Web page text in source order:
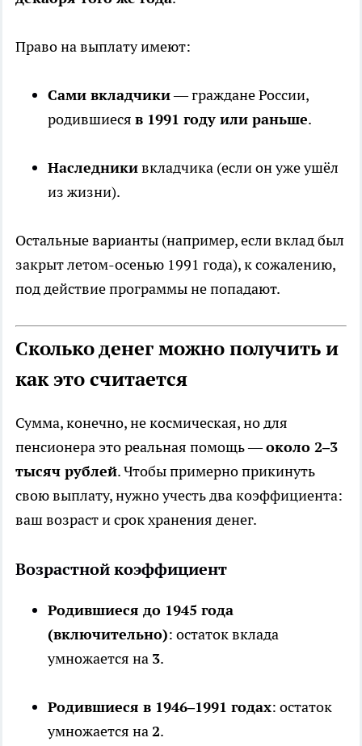
Право на выплату имеют:
Сами вкладчики— граждане России,
родившиеся в 1991 году или раньше.
Наследникивкладчика (если он уже ушёл
из жизни).
Остальные варианты (например, если вклад был
закрыт летом-осенью 1991 года), к сожалению,
под действие программы не попадают.
Сколько денег можно получить и
как это считается
Сумма, конечно, не космическая, но для
пенсионера это реальная помощь —около 2–3
тысяч рублей. Чтобы примерно прикинуть
свою выплату, нужно учесть два коэффициента:
ваш возраст и срок хранения денег.
Возрастной коэффициент
Родившиеся до 1945 года
(включительно): остаток вклада
умножается на 3.
Родившиеся в 1946–1991 годах: остаток
умножается на2.